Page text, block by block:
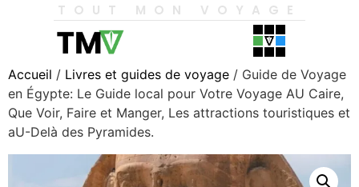
TOUT MON VOYAGE
Accueil / Livres et guides de voyage / Guide de Voyage
en Égypte: Le Guide local pour Votre Voyage AU Caire,
Que Voir, Faire et Manger, Les attractions touristiques et
aU-Delà des Pyramides.